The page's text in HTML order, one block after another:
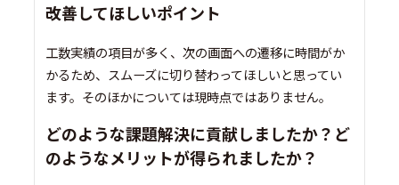
改善してほしいポイント
工数実績の項目が多く、次の画面への遷移に時間がか
かるため、スムーズに切り替わってほしいと思ってい
ます。そのほかについては現時点ではありません。
どのような課題解決に貢献しましたか？ど
のようなメリットが得られましたか？